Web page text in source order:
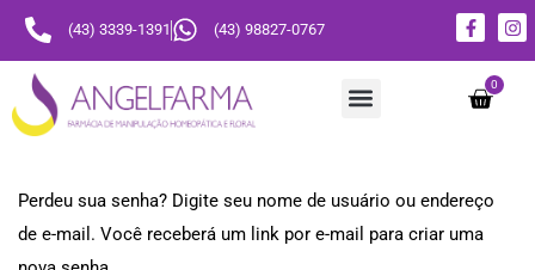
(43) 3339-1391 (43) 98827-0767
0
Perdeu sua senha? Digite seu nome de usuário ou endereço
de e-mail. Você receberá um link por e-mail para criar uma